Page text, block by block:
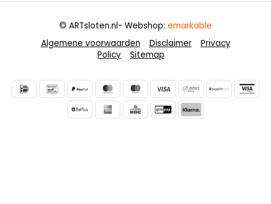
Algemene voorwaarden Disclaimer
Privacy
Policy
Sitemap
© ARTsloten.nl- Webshop: emarkable